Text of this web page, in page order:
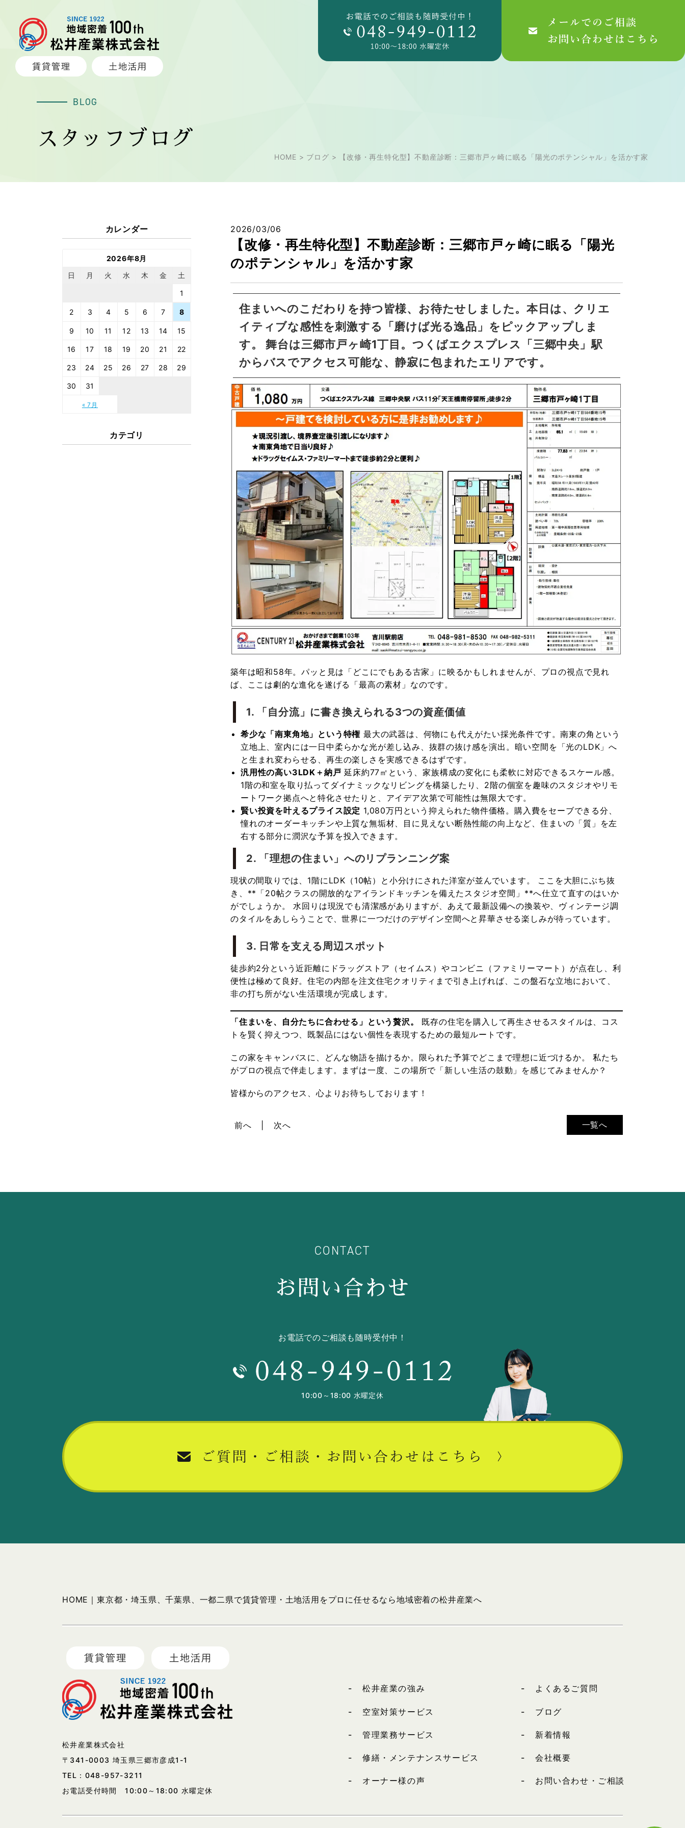
BLOG
スタッフブログ
HOME > ブログ > 【改修・再生特化型】不動産診断：三郷市戸ヶ崎に眠る「陽光のポテンシャル」を活かす家
2026/03/06
【改修・再生特化型】不動産診断：三郷市戸ヶ崎に眠る「陽光
のポテンシャル」を活かす家
住まいへのこだわりを持つ皆様、お待たせしました。本日は、クリエ
イティブな感性を刺激する「磨けば光る逸品」をピックアップしま
す。 舞台は三郷市戸ヶ崎1丁目。つくばエクスプレス「三郷中央」駅
からバスでアクセス可能な、静寂に包まれたエリアです。
築年は昭和58年。パッと見は「どこにでもある古家」に映るかもしれませんが、プロの視点で見れ
ば、ここは劇的な進化を遂げる「最高の素材」なのです。
1. 「自分流」に書き換えられる3つの資産価値
希少な「南東角地」という特権 最大の武器は、何物にも代えがたい採光条件です。南東の角という
立地上、室内には一日中柔らかな光が差し込み、抜群の抜け感を演出。暗い空間を「光のLDK」へ
と生まれ変わらせる、再生の楽しさを実感できるはずです。
汎用性の高い3LDK＋納戸 延床約77㎡という、家族構成の変化にも柔軟に対応できるスケール感。
1階の和室を取り払ってダイナミックなリビングを構築したり、2階の個室を趣味のスタジオやリモ
ートワーク拠点へと特化させたりと、アイデア次第で可能性は無限大です。
賢い投資を叶えるプライス設定 1,080万円という抑えられた物件価格。購入費をセーブできる分、
憧れのオーダーキッチンや上質な無垢材、目に見えない断熱性能の向上など、住まいの「質」を左
右する部分に潤沢な予算を投入できます。
2. 「理想の住まい」へのリプランニング案
現状の間取りでは、1階にLDK（10帖）と小分けにされた洋室が並んでいます。 ここを大胆にぶち抜
き、**「20帖クラスの開放的なアイランドキッチンを備えたスタジオ空間」**へ仕立て直すのはいか
がでしょうか。 水回りは現況でも清潔感がありますが、あえて最新設備への換装や、ヴィンテージ調
のタイルをあしらうことで、世界に一つだけのデザイン空間へと昇華させる楽しみが待っています。
3. 日常を支える周辺スポット
徒歩約2分という近距離にドラッグストア（セイムス）やコンビニ（ファミリーマート）が点在し、利
便性は極めて良好。住宅の内部を注文住宅クオリティまで引き上げれば、この盤石な立地において、
非の打ち所がない生活環境が完成します。
「住まいを、自分たちに合わせる」という贅沢。
既存の住宅を購入して再生させるスタイルは、コス
トを賢く抑えつつ、既製品にはない個性を表現するための最短ルートです。
この家をキャンバスに、どんな物語を描けるか。限られた予算でどこまで理想に近づけるか。 私たち
がプロの視点で伴走します。まずは一度、この場所で「新しい生活の鼓動」を感じてみませんか？
皆様からのアクセス、心よりお待ちしております！
一覧へ
前へ 次へ
カレンダー
2026年8月
日
月 火 水 木 金 土
« 7月
1
2 3 4 5 6 7 8
9 10 11 12 13 14 15
16 17 18 19 20 21 22
23 24 25 26 27 28 29
30 31
カテゴリ
CONTACT
お問い合わせ
お電話でのご相談も随時受付中！
10:00～18:00 水曜定休
HOME｜東京都・埼玉県、千葉県、一都二県で賃貸管理・土地活用をプロに任せるなら地域密着の松井産業へ
松井産業株式会社
〒341-0003 埼玉県三郷市彦成1-1
TEL： 048-957-3211
お電話受付時間 10:00～18:00 水曜定休
松井産業の強み
空室対策サービス
管理業務サービス
修繕・メンテナンスサービス
オーナー様の声
よくあるご質問
ブログ
新着情報
会社概要
お問い合わせ・ご相談